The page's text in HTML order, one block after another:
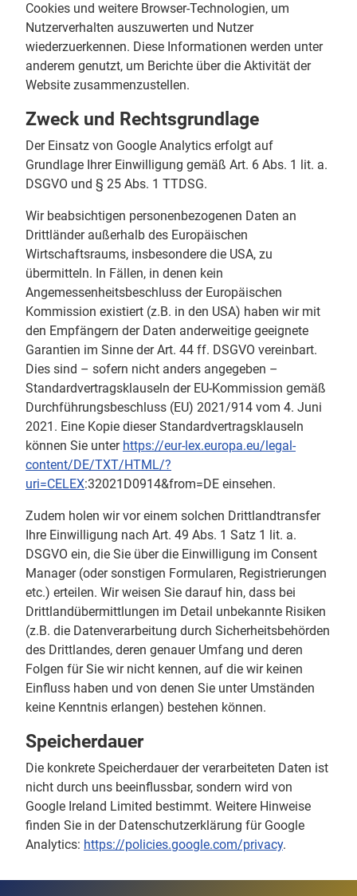
Cookies und weitere Browser-Technologien, um
Nutzerverhalten auszuwerten und Nutzer
wiederzuerkennen. Diese Informationen werden unter
anderem genutzt, um Berichte über die Aktivität der
Website zusammenzustellen.
Zweck und Rechtsgrundlage
Der Einsatz von Google Analytics erfolgt auf
Grundlage Ihrer Einwilligung gemäß Art. 6 Abs. 1 lit. a.
DSGVO und § 25 Abs. 1 TTDSG.
Wir beabsichtigen personenbezogenen Daten an
Drittländer außerhalb des Europäischen
Wirtschaftsraums, insbesondere die USA, zu
übermitteln. In Fällen, in denen kein
Angemessenheitsbeschluss der Europäischen
Kommission existiert (z.B. in den USA) haben wir mit
den Empfängern der Daten anderweitige geeignete
Garantien im Sinne der Art. 44 ff. DSGVO vereinbart.
Dies sind – sofern nicht anders angegeben –
Standardvertragsklauseln der EU-Kommission gemäß
Durchführungsbeschluss (EU) 2021/914 vom 4. Juni
2021. Eine Kopie dieser Standardvertragsklauseln
können Sie unter https://eur-lex.europa.eu/legal-
content/DE/TXT/HTML/?
uri=CELEX:32021D0914&from=DE einsehen.
Zudem holen wir vor einem solchen Drittlandtransfer
Ihre Einwilligung nach Art. 49 Abs. 1 Satz 1 lit. a.
DSGVO ein, die Sie über die Einwilligung im Consent
Manager (oder sonstigen Formularen, Registrierungen
etc.) erteilen. Wir weisen Sie darauf hin, dass bei
Drittlandübermittlungen im Detail unbekannte Risiken
(z.B. die Datenverarbeitung durch Sicherheitsbehörden
des Drittlandes, deren genauer Umfang und deren
Folgen für Sie wir nicht kennen, auf die wir keinen
Einfluss haben und von denen Sie unter Umständen
keine Kenntnis erlangen) bestehen können.
Speicherdauer
Die konkrete Speicherdauer der verarbeiteten Daten ist
nicht durch uns beeinflussbar, sondern wird von
Google Ireland Limited bestimmt. Weitere Hinweise
finden Sie in der Datenschutzerklärung für Google
Analytics: https://policies.google.com/privacy.